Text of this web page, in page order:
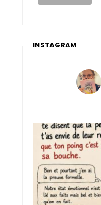
INSTAGRAM